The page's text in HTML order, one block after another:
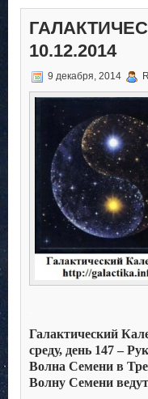
10.12.2014
9 декабря, 2014
Галактический
среду, день 147 –
Волна Семени в
Волну Семени